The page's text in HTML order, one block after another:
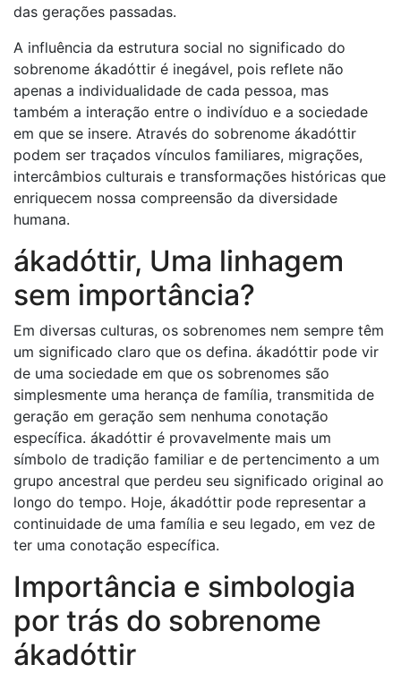
das gerações passadas.
A influência da estrutura social no significado do
sobrenome ákadóttir é inegável, pois reflete não
apenas a individualidade de cada pessoa, mas
também a interação entre o indivíduo e a sociedade
em que se insere. Através do sobrenome ákadóttir
podem ser traçados vínculos familiares, migrações,
intercâmbios culturais e transformações históricas que
enriquecem nossa compreensão da diversidade
humana.
ákadóttir, Uma linhagem
sem importância?
Em diversas culturas, os sobrenomes nem sempre têm
um significado claro que os defina. ákadóttir pode vir
de uma sociedade em que os sobrenomes são
simplesmente uma herança de família, transmitida de
geração em geração sem nenhuma conotação
específica. ákadóttir é provavelmente mais um
símbolo de tradição familiar e de pertencimento a um
grupo ancestral que perdeu seu significado original ao
longo do tempo. Hoje, ákadóttir pode representar a
continuidade de uma família e seu legado, em vez de
ter uma conotação específica.
Importância e simbologia
por trás do sobrenome
ákadóttir